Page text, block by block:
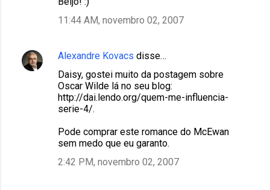
11:44 AM, novembro 02, 2007
Alexandre Kovacs disse…
Daisy, gostei muito da postagem sobre
Oscar Wilde lá no seu blog:
http://dai.lendo.org/quem-me-influencia-
serie-4/.
Pode comprar este romance do McEwan
sem medo que eu garanto.
2:42 PM, novembro 02, 2007